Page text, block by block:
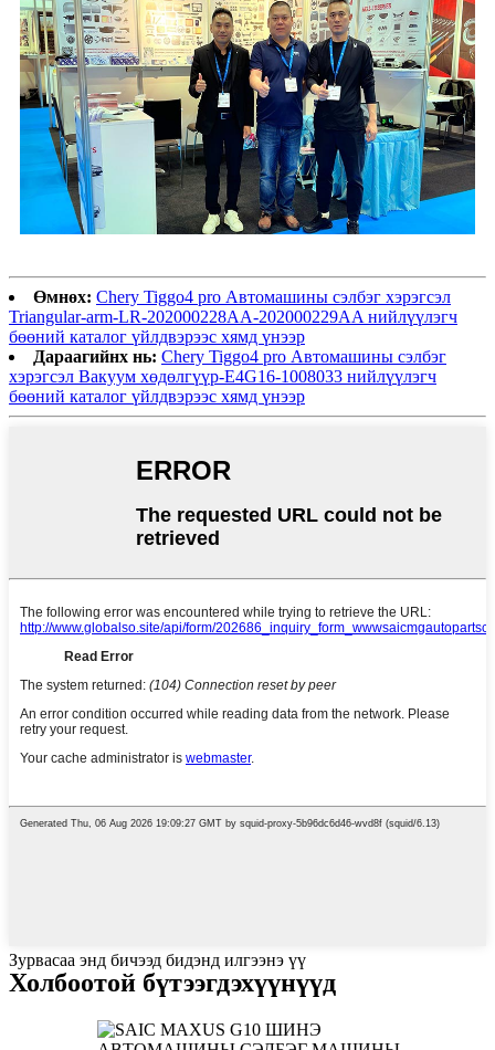
Өмнөх: Chery Tiggo4 pro Автомашины сэлбэг хэрэгсэл
Triangular-arm-LR-202000228AA-202000229AA нийлүүлэгч
бөөний каталог үйлдвэрээс хямд үнээр
Дараагийнх нь: Chery Tiggo4 pro Автомашины сэлбэг
хэрэгсэл Вакуум хөдөлгүүр-E4G16-1008033 нийлүүлэгч
бөөний каталог үйлдвэрээс хямд үнээр
Зурвасаа энд бичээд бидэнд илгээнэ үү
Холбоотой бүтээгдэхүүнүүд